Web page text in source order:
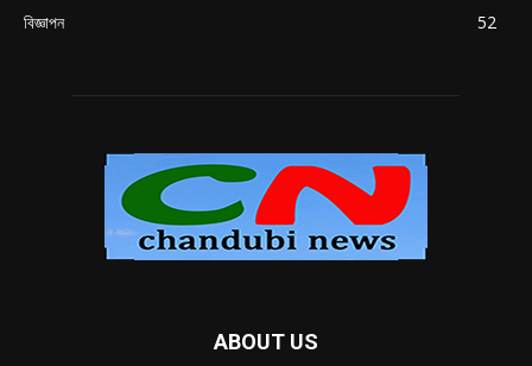
বিজ্ঞাপন
52
ABOUT US